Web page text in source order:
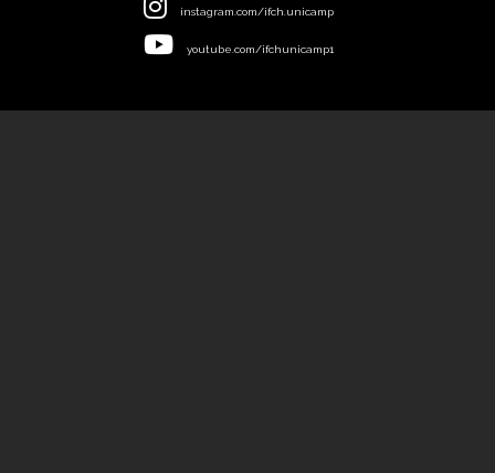
instagram.com/ifch.unicamp
youtube.com/ifchunicamp1